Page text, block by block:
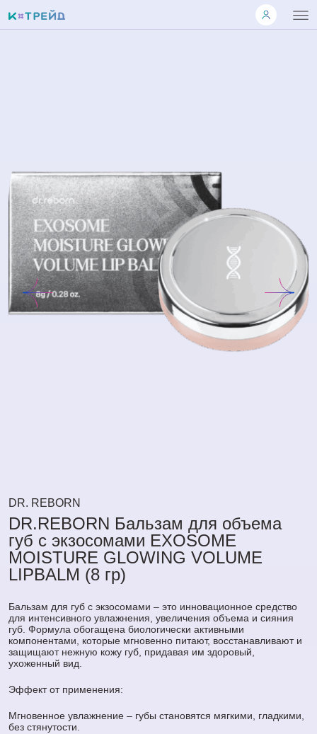
DR. REBORN
DR.REBORN Бальзам для объема
губ с экзосомами EXOSOME
MOISTURE GLOWING VOLUME
LIPBALM (8 гр)
Бальзам для губ с экзосомами – это инновационное средство
для интенсивного увлажнения, увеличения объема и сияния
губ. Формула обогащена биологически активными
компонентами, которые мгновенно питают, восстанавливают и
защищают нежную кожу губ, придавая им здоровый,
ухоженный вид.
Эффект от применения:
Мгновенное увлажнение – губы становятся мягкими, гладкими,
без стянутости.